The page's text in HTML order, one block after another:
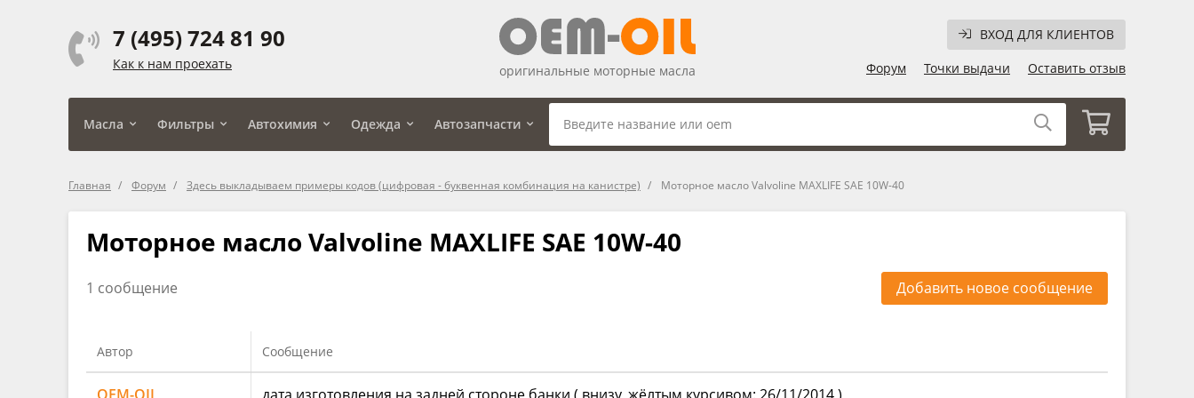
7 (495) 724 81 90
Как к нам проехать
ВХОД ДЛЯ КЛИЕНТОВ
Форум
Точки выдачи Оставить отзыв
оригинальные моторные масла
Масла Фильтры Автохимия Одежда Автозапчасти
Главная Форум Здесь выкладываем примеры кодов (цифровая - буквенная комбинация на канистре) Моторное масло Valvoline MAXLIFE SAE 10W-40
Моторное масло Valvoline MAXLIFE SAE 10W-40
1 сообщение Добавить новое сообщение
Автор Сообщение